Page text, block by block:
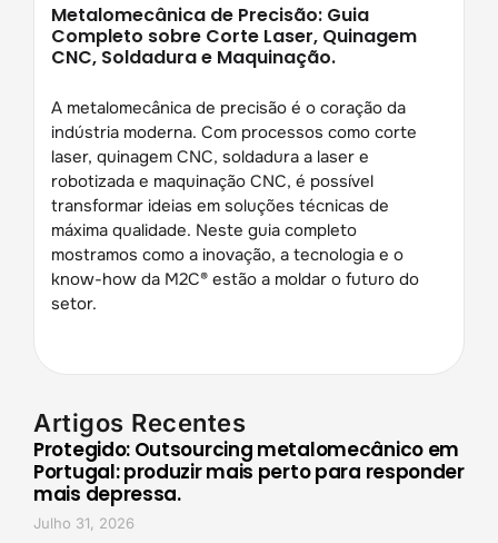
Metalomecânica de Precisão: Guia
Completo sobre Corte Laser, Quinagem
CNC, Soldadura e Maquinação.
A metalomecânica de precisão é o coração da
indústria moderna. Com processos como corte
laser, quinagem CNC, soldadura a laser e
robotizada e maquinação CNC, é possível
transformar ideias em soluções técnicas de
máxima qualidade. Neste guia completo
mostramos como a inovação, a tecnologia e o
know-how da M2C® estão a moldar o futuro do
setor.
Artigos Recentes
Protegido: Outsourcing metalomecânico em
Portugal: produzir mais perto para responder
mais depressa.
Julho 31, 2026